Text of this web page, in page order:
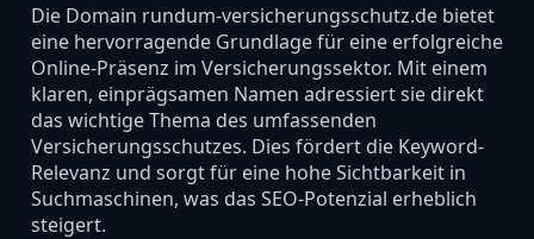
Die Domain rundum-versicherungsschutz.de bietet
eine hervorragende Grundlage für eine erfolgreiche
Online-Präsenz im Versicherungssektor. Mit einem
klaren, einprägsamen Namen adressiert sie direkt
das wichtige Thema des umfassenden
Versicherungsschutzes. Dies fördert die Keyword-
Relevanz und sorgt für eine hohe Sichtbarkeit in
Suchmaschinen, was das SEO-Potenzial erheblich
steigert.